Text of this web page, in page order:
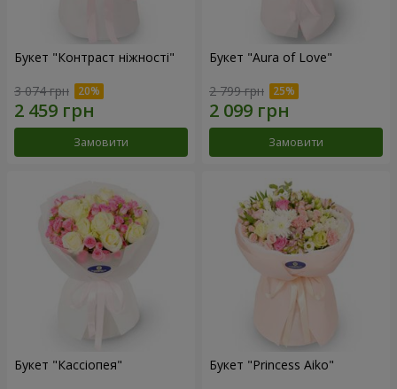
Букет "Контраст ніжності"
3 074 грн
Замовити
Букет "Aura of Love"
2 799 грн
Замовити
Букет "Кассіопея" Букет "Princess Aiko"